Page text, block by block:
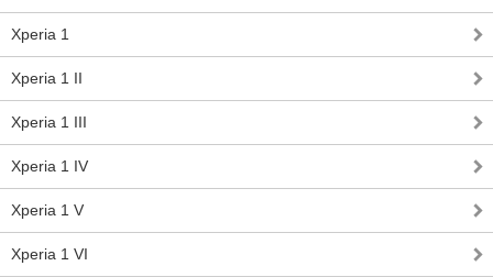
Xperia 1
Xperia 1 II
Xperia 1 III
Xperia 1 IV
Xperia 1 V
Xperia 1 VI